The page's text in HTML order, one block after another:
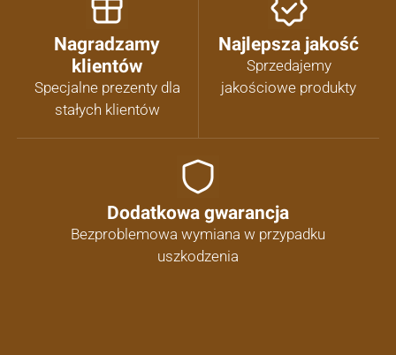
Nagradzamy
klientów
Specjalne prezenty dla
stałych klientów
Najlepsza jakość
Sprzedajemy
jakościowe produkty
Dodatkowa gwarancja
Bezproblemowa wymiana w przypadku
uszkodzenia